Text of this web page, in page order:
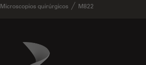
Microscopios quirúrgicos M822
Danaher Logo